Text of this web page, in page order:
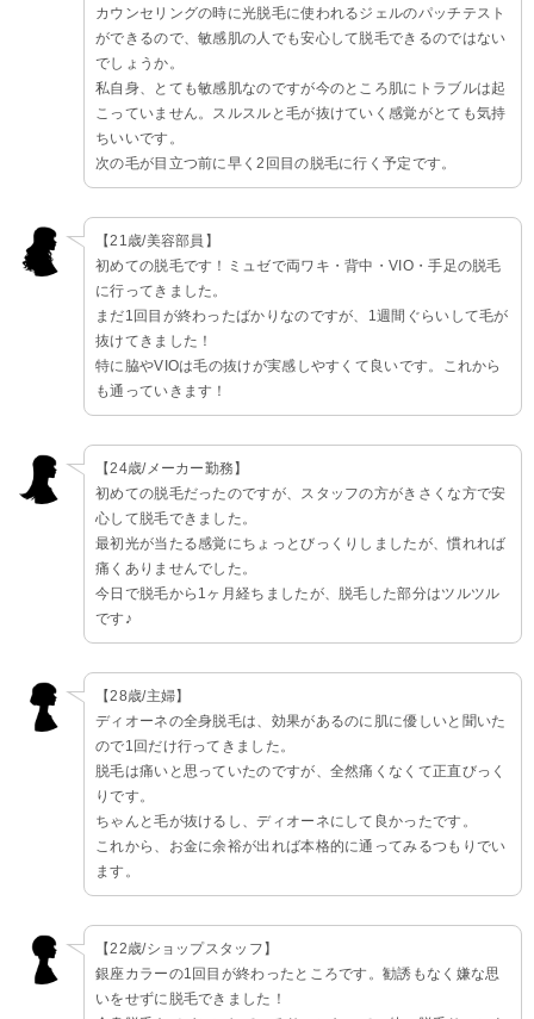
カウンセリングの時に光脱毛に使われるジェルのパッチテスト
ができるので、敏感肌の人でも安心して脱毛できるのではない
でしょうか。
私自身、とても敏感肌なのですが今のところ肌にトラブルは起
こっていません。スルスルと毛が抜けていく感覚がとても気持
ちいいです。
次の毛が目立つ前に早く2回目の脱毛に行く予定です。
【21歳/美容部員】
初めての脱毛です！ミュゼで両ワキ・背中・VIO・手足の脱毛
に行ってきました。
まだ1回目が終わったばかりなのですが、1週間ぐらいして毛が
抜けてきました！
特に脇やVIOは毛の抜けが実感しやすくて良いです。これから
も通っていきます！
【24歳/メーカー勤務】
初めての脱毛だったのですが、スタッフの方がきさくな方で安
心して脱毛できました。
最初光が当たる感覚にちょっとびっくりしましたが、慣れれば
痛くありませんでした。
今日で脱毛から1ヶ月経ちましたが、脱毛した部分はツルツル
です♪
【28歳/主婦】
ディオーネの全身脱毛は、効果があるのに肌に優しいと聞いた
ので1回だけ行ってきました。
脱毛は痛いと思っていたのですが、全然痛くなくて正直びっく
りです。
ちゃんと毛が抜けるし、ディオーネにして良かったです。
これから、お金に余裕が出れば本格的に通ってみるつもりでい
ます。
【22歳/ショップスタッフ】
銀座カラーの1回目が終わったところです。勧誘もなく嫌な思
いをせずに脱毛できました！